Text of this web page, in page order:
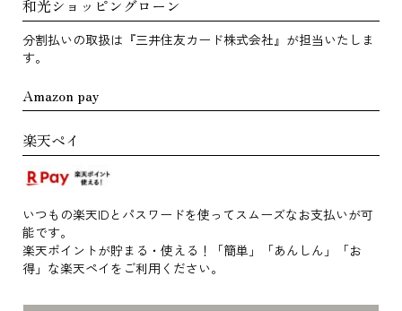
和光ショッピングローン
分割払いの取扱は『三井住友カード株式会社』が担当いたしま
す。
Amazon pay
楽天ペイ
いつもの楽天IDとパスワードを使ってスムーズなお支払いが可
能です。
楽天ポイントが貯まる・使える！「簡単」「あんしん」「お
得」な楽天ペイをご利用ください。